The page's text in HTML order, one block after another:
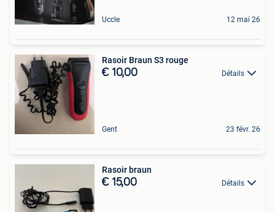
Uccle 12 mai 26
Rasoir Braun S3 rouge
€ 10,00 Détails
Gent 23 févr. 26
Rasoir braun
€ 15,00 Détails